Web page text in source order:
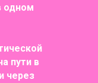
одном
пути в
через